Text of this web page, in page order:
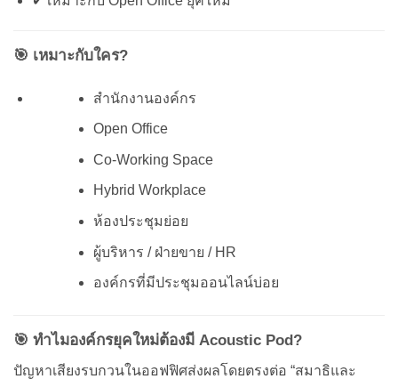
🎯 เหมาะกับใคร?
สำนักงานองค์กร
Open Office
Co-Working Space
Hybrid Workplace
ห้องประชุมย่อย
ผู้บริหาร / ฝ่ายขาย / HR
องค์กรที่มีประชุมออนไลน์บ่อย
🎯 ทำไมองค์กรยุคใหม่ต้องมี Acoustic Pod?
ปัญหาเสียงรบกวนในออฟฟิศส่งผลโดยตรงต่อ “สมาธิและ